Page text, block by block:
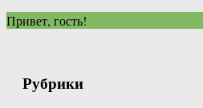
Привет, гость!
Рубрики